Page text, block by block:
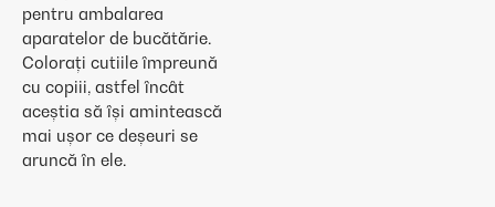
pentru ambalarea
aparatelor de bucătărie.
Colorați cutiile împreună
cu copiii, astfel încât
aceștia să își amintească
mai ușor ce deșeuri se
aruncă în ele.